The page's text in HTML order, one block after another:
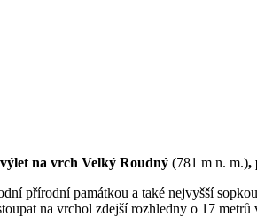
na vrch Velký Roudný (781 m n. m.),
přírodní památkou a také nejvyšší
na vrchol zdejší rozhledny o 17